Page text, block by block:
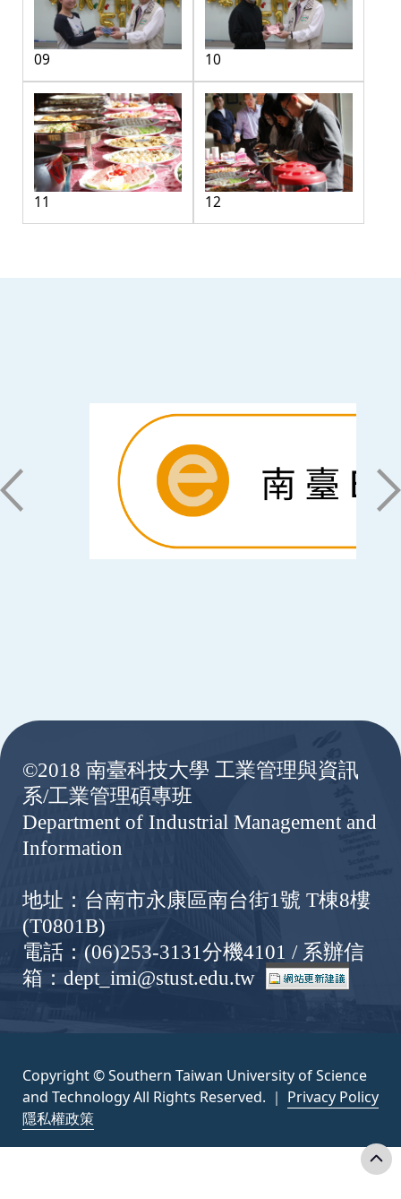
09 10
11 12
©2018 南臺科技大學 工業管理與資訊
系/工業管理碩專班
Department of Industrial Management and
Information
地址：台南市永康區南台街1號 T棟8樓
(T0801B)
電話：(06)253-3131分機4101 / 系辦信
箱：dept_imi@stust.edu.tw
Copyright © Southern Taiwan University of Science
and Technology All Rights Reserved. ｜ Privacy Policy
隱私權政策